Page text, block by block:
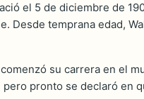
el 5 de diciembre de
Desde temprana edad,
su carrera en el
pronto se declaró en